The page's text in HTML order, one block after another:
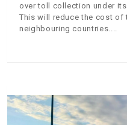
over toll collection under
This will reduce the cost
neighbouring countries.